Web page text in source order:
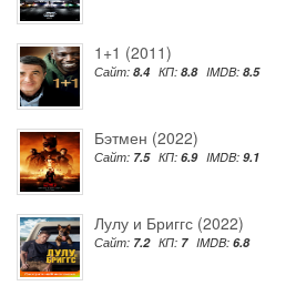
1+1 (2011)
Сайт: 8.4 КП: 8.8 IMDB: 8.5
Бэтмен (2022)
Сайт: 7.5 КП: 6.9 IMDB: 9.1
Лулу и Бриггс (2022)
Сайт: 7.2 КП: 7 IMDB: 6.8